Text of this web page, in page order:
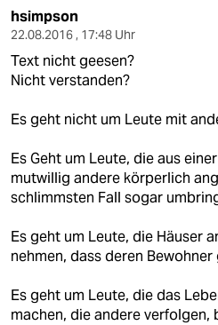
genossenschaft
epaper login
hsimpson
22.08.2016 , 17:48 Uhr
Text nicht geesen?
Nicht verstanden?
Es geht nicht um Leute mit
Es Geht um Leute, die aus
mutwillig andere körperlich
schlimmsten Fall sogar
Es geht um Leute, die Häuser
nehmen, dass deren
Es geht um Leute, die das
machen, die andere verfolgen,